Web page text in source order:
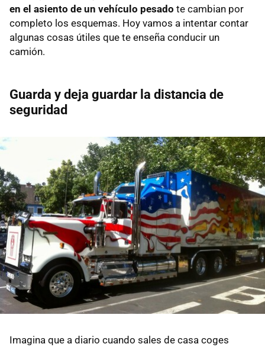
en el asiento de un vehículo pesado te cambian por
completo los esquemas. Hoy vamos a intentar contar
algunas cosas útiles que te enseña conducir un
camión.
Guarda y deja guardar la distancia de
seguridad
Imagina que a diario cuando sales de casa coges